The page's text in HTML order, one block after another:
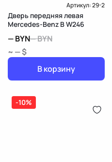
Артикул:29-2
Дверь передняя левая
Mercedes-Benz B W246
—BYN—BYN
~ — $
В корзину
-10%